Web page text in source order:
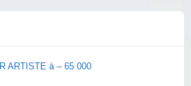
ARTISTE à – 65 000